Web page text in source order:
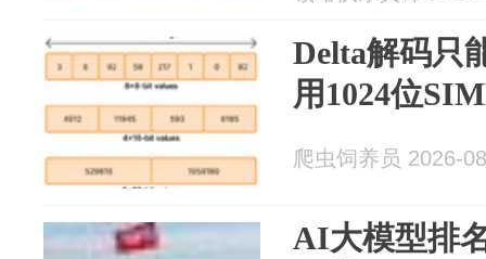
Delta解码只
用1024位
爬虫饲养员 2026-
AI大模型排